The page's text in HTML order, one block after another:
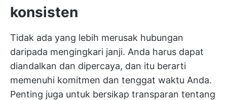
konsisten
Tidak ada yang lebih merusak hubungan
daripada mengingkari janji. Anda harus dapat
diandalkan dan dipercaya, dan itu berarti
memenuhi komitmen dan tenggat waktu Anda.
Penting juga untuk bersikap transparan tentang